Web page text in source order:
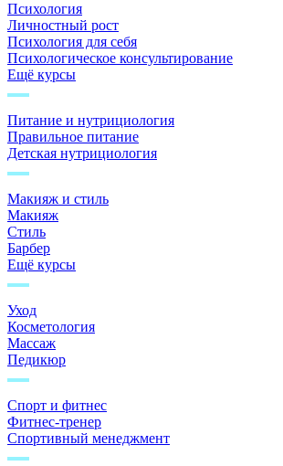
Психология
Личностный рост
Психология для себя
Психологическое консультирование
Ещё курсы
Питание и нутрициология
Правильное питание
Детская нутрициология
Макияж и стиль
Макияж
Стиль
Барбер
Ещё курсы
Уход
Косметология
Массаж
Педикюр
Спорт и фитнес
Фитнес-тренер
Спортивный менеджмент